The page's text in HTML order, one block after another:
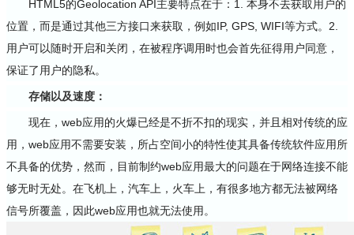
HTML5的Geolocation API主要特点在于：1. 本身不去获取用户的
位置，而是通过其他三方接口来获取，例如IP, GPS, WIFI等方式。2.
用户可以随时开启和关闭，在被程序调用时也会首先征得用户同意，
保证了用户的隐私。
存储以及速度：
现在，web应用的火爆已经是不折不扣的现实，并且相对传统的应
用，web应用不需要安装，所占空间小的特性使其具备传统软件应用所
不具备的优势，然而，目前制约web应用最大的问题在于网络连接不能
够无时无处。在飞机上，汽车上，火车上，有很多地方都无法被网络
信号所覆盖，因此web应用也就无法使用。